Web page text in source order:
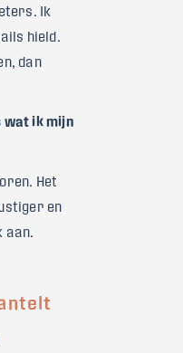
Ik
hield.
dan
wat ik mijn
Het
en
aan.